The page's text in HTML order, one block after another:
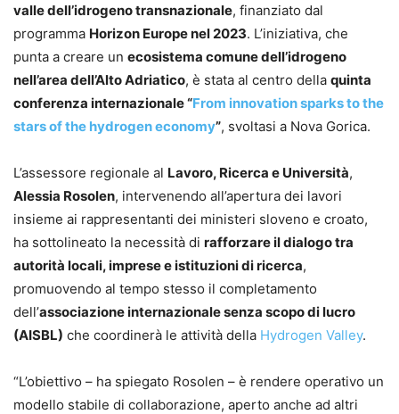
valle dell’idrogeno transnazionale, finanziato dal
programma Horizon Europe nel 2023. L’iniziativa, che
punta a creare un ecosistema comune dell’idrogeno
nell’area dell’Alto Adriatico, è stata al centro della quinta
conferenza internazionale “From innovation sparks to the
stars of the hydrogen economy”, svoltasi a Nova Gorica.
L’assessore regionale al Lavoro, Ricerca e Università,
Alessia Rosolen, intervenendo all’apertura dei lavori
insieme ai rappresentanti dei ministeri sloveno e croato,
ha sottolineato la necessità di rafforzare il dialogo tra
autorità locali, imprese e istituzioni di ricerca,
promuovendo al tempo stesso il completamento
dell’associazione internazionale senza scopo di lucro
(AISBL) che coordinerà le attività della Hydrogen Valley.
“L’obiettivo – ha spiegato Rosolen – è rendere operativo un
modello stabile di collaborazione, aperto anche ad altri